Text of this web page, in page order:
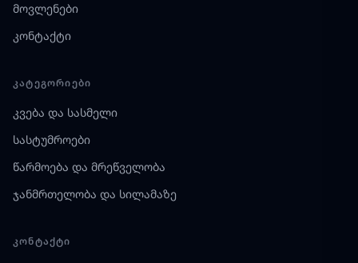
მოვლენები
კონტაქტი
ᲙᲐᲢᲔᲒᲝᲠᲘᲔᲑᲘ
კვება და სასმელი
სასტუმროები
წარმოება და მრეწველობა
ჯანმრთელობა და სილამაზე
ᲙᲝᲜᲢᲐᲥᲢᲘ